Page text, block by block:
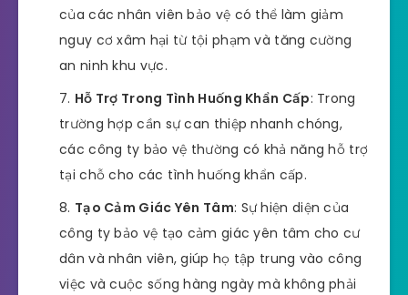
của các nhân viên bảo vệ có thể làm giảm
nguy cơ xâm hại từ tội phạm và tăng cường
an ninh khu vực.
Hỗ Trợ Trong Tình Huống Khẩn Cấp: Trong
trường hợp cần sự can thiệp nhanh chóng,
các công ty bảo vệ thường có khả năng hỗ trợ
tại chỗ cho các tình huống khẩn cấp.
Tạo Cảm Giác Yên Tâm: Sự hiện diện của
công ty bảo vệ tạo cảm giác yên tâm cho cư
dân và nhân viên, giúp họ tập trung vào công
việc và cuộc sống hàng ngày mà không phải